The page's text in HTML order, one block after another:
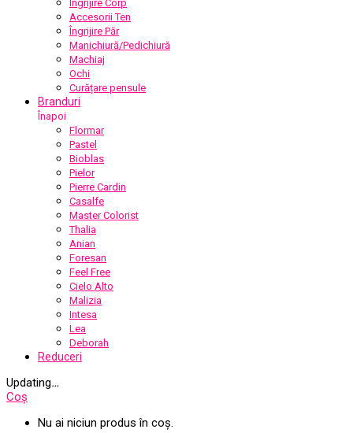
Îngrijire Corp
Accesorii Ten
Îngrijire Păr
Manichiură/Pedichiură
Machiaj
Ochi
Curățare pensule
Branduri
Înapoi
Flormar
Pastel
Bioblas
Pielor
Pierre Cardin
Casalfe
Master Colorist
Thalia
Anian
Foresan
Feel Free
Cielo Alto
Malizia
Intesa
Lea
Deborah
Reduceri
Updating…
Coș
Nu ai niciun produs în coș.